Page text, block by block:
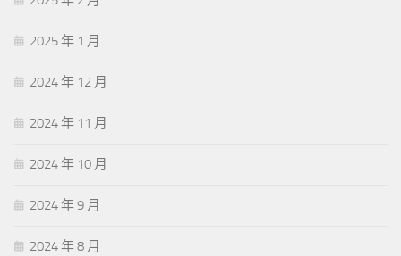
2025 年 1 月
2024 年 12 月
2024 年 11 月
2024 年 10 月
2024 年 9 月
2024 年 8 月